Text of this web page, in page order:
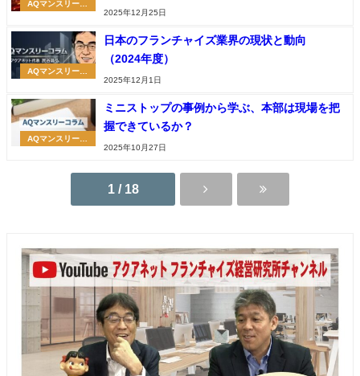
AQマンスリーコ
2025年12月25日
AQマンスリーコ
日本のフランチャイズ業界の現状と動向
（2024年度）
2025年12月1日
AQマンスリーコ
ミニストップの事例から学ぶ、本部は現場を把
握できているか？
2025年10月27日
1 / 18